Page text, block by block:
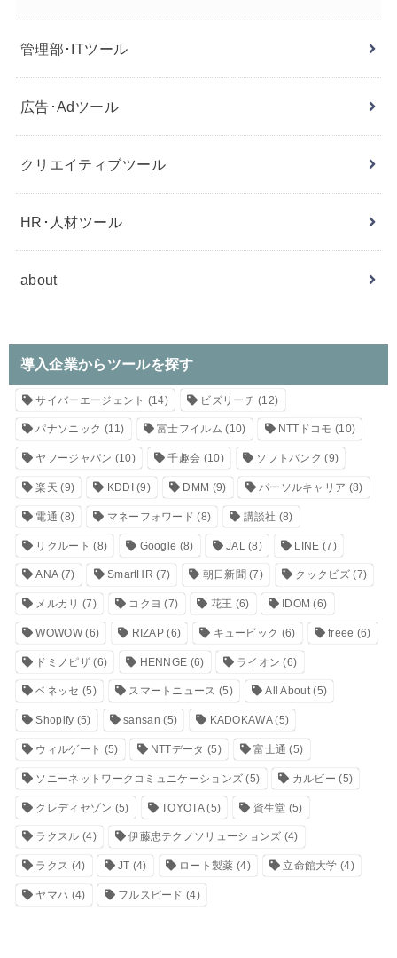
管理部･ITツール
広告･Adツール
クリエイティブツール
HR･人材ツール
about
導入企業からツールを探す
サイバーエージェント (14) ビズリーチ (12)
パナソニック (11) 富士フイルム (10) NTTドコモ (10)
ヤフージャパン (10) 千趣会 (10) ソフトバンク (9)
楽天 (9) KDDI (9) DMM (9) パーソルキャリア (8)
電通 (8) マネーフォワード (8) 講談社 (8)
リクルート (8) Google (8) JAL (8) LINE (7)
ANA(7) SmartHR (7) 朝日新聞 (7) クックビズ(7)
メルカリ (7) コクヨ (7) 花王 (6) IDOM (6)
WOWOW(6) RIZAP (6) キュービック (6) freee (6)
ドミノピザ(6) HENNGE (6) ライオン (6)
ベネッセ (5) スマートニュース (5) All About(5)
Shopify (5) sansan (5) KADOKAWA(5)
ウィルゲート (5) NTTデータ (5) 富士通 (5)
ソニーネットワークコミュニケーションズ (5) カルビー (5)
クレディセゾン (5) TOYOTA(5) 資生堂 (5)
ラクスル (4) 伊藤忠テクノソリューションズ (4)
ラクス (4) JT (4) ロート製薬 (4) 立命館大学 (4)
ヤマハ (4) フルスピード (4)